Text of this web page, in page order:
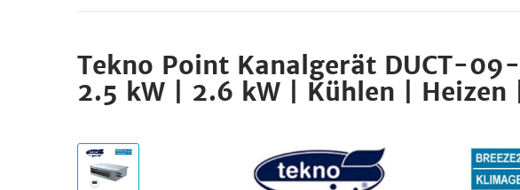
Tekno Point Kanalgerät DUCT-
2.5 kW | 2.6 kW | Kühlen | Heizen